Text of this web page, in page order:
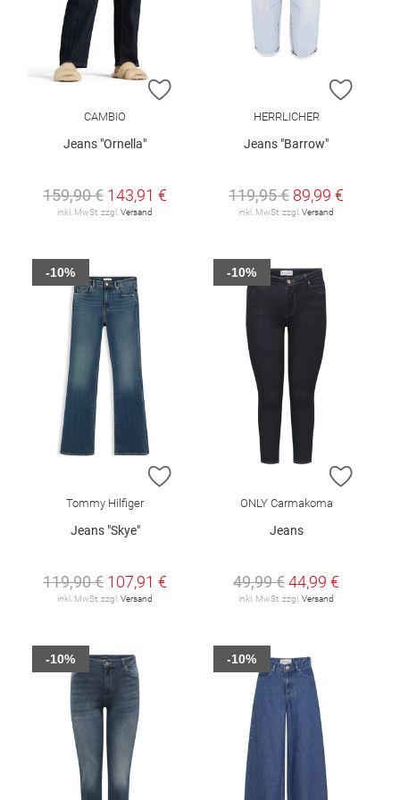
ZUR WUNSCHLISTE HINZUFÜGEN
CAMBIO
Jeans "Ornella"
159,90 € 143,91 €
inkl. MwSt. zzgl.Versand
ZUR
HERRLICHER
Jeans "Barrow"
119,95 € 89,99 €
inkl. MwSt. zzgl.Versand
ZUR WUNSCHLISTE HINZUFÜGEN
Tommy Hilfiger
Jeans "Skye"
119,90 € 107,91 €
inkl. MwSt. zzgl. Versand
-10%
ZUR
ONLY Carmakoma
Jeans
49,99 €44,99 €
inkl. MwSt. zzgl. Versand
-10%
-10% -10%